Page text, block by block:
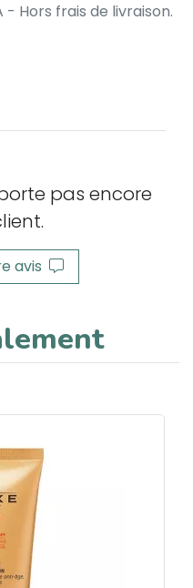
- Hors frais de livraison.
pas encore
avis